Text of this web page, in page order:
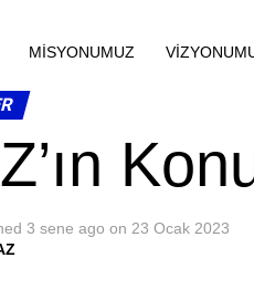
MISYONUMUZ
3 sene ago on 23 Ocak 2023